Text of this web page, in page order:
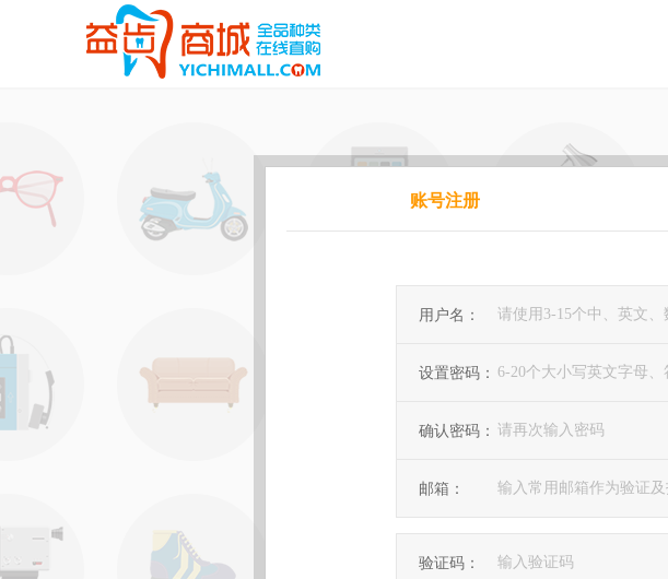
账号注册
用户名：
设置密码：
确认密码：
邮箱：
验证码：
信验证